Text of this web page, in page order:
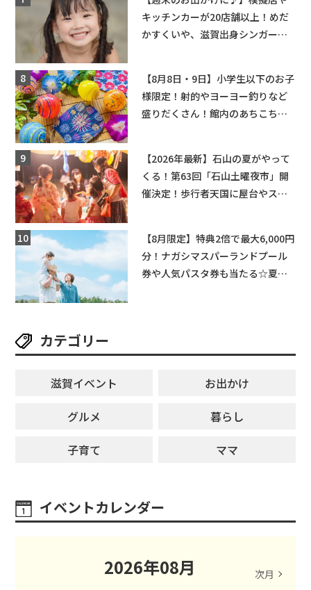
キッチンカーが20店舗以上！めだ
かすくいや、滋賀出身シンガーソ
【8月8日・9日】小学生以下のお子
様限定！射的やヨーヨー釣りなど
盛りだくさん！館内のあちこちに
【2026年最新】石山の夏がやって
くる！第63回「石山土曜夜市」開
催決定！歩行者天国に屋台やステ
【8月限定】特典2倍で最大6,000円
分！ナガシマスパーランドプール
券や人気パスタ券も当たる☆夏休
カテゴリー
滋賀イベント
お出かけ
グルメ
暮らし
子育て
ママ
イベントカレンダー
2026年08月 次月